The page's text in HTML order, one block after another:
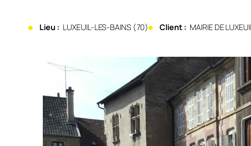
Lieu : LUXEUIL-LES-BAINS (70) Client : MAIRIE DE